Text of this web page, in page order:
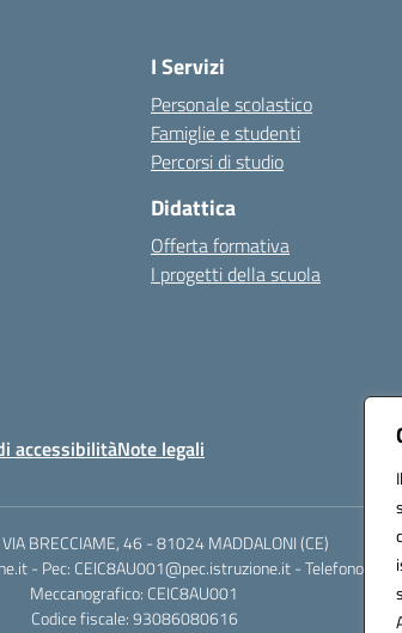
I Servizi
Personale scolastico
Famiglie e studenti
Percorsi di studio
Didattica
Offerta formativa
I progetti della scuola
accessibilitàNote legali
BRECCIAME, 46 - 81024 MADDALONI (CE)
- Pec: CEIC8AU001@pec.istruzione.it - Telefono:
Meccanografico: CEIC8AU001
Codice fiscale: 93086080616